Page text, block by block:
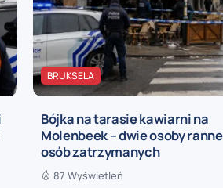
BRUKSELA
Bójka na tarasie kawiarni na
Molenbeek – dwie osoby
osób zatrzymanych
87 Wyświetleń